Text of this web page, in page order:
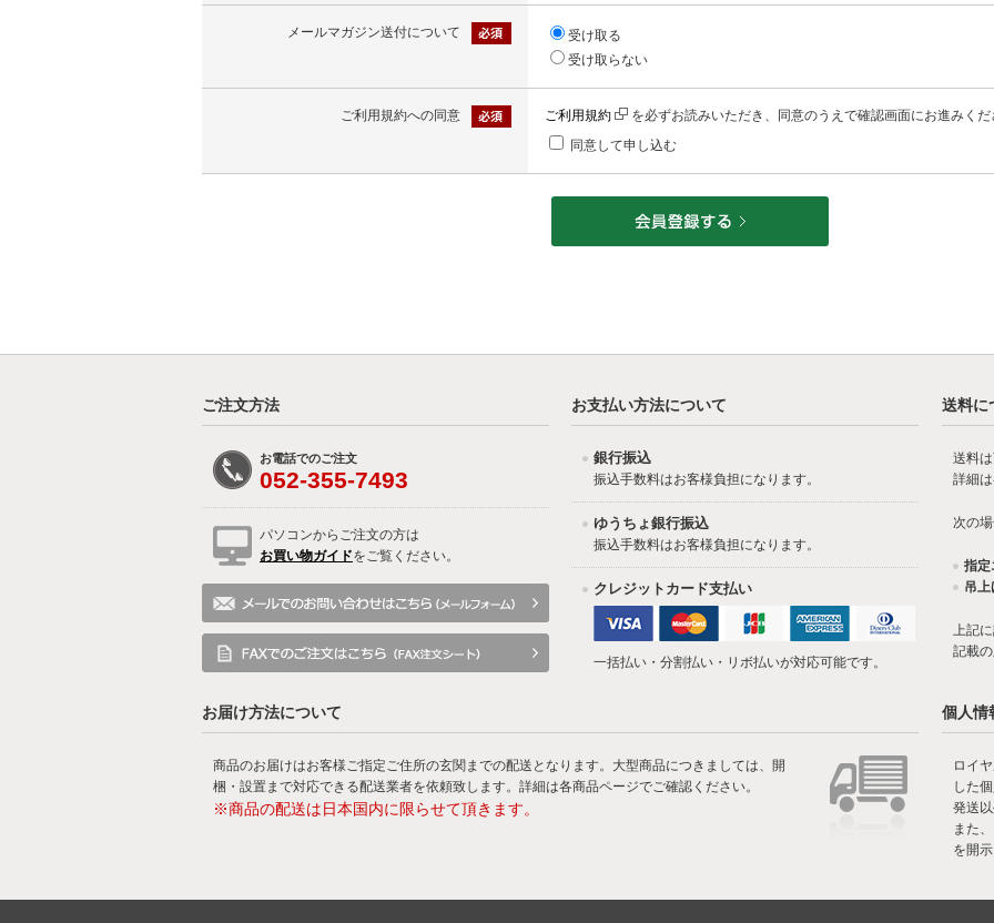
メールマガジン送付について
受け取る
受け取らない
ご利用規約への同意 ご利用規約
を必ずお読みいただき、同意のうえで確認画面にお進みくだ
同意して申し込む
ご注文方法
お電話でのご注文
052-355-7493
パソコンからご注文の方は
お買い物ガイドをご覧ください。
お支払い方法について
銀行振込
振込手数料はお客様負担になります。
ゆうちょ銀行振込
振込手数料はお客様負担になります。
クレジットカード支払い
一括払い・分割払い・リボ払いが対応可能です。
送料に
送料
詳細
次の
指定
吊上
上記
記載
お届け方法について
商品のお届けはお客様ご指定ご住所の玄関までの配送となります。大型商品につきましては、開
梱・設置まで対応できる配送業者を依頼致します。詳細は各商品ページでご確認ください。
※商品の配送は日本国内に限らせて頂きます。
個人情
ロイ
した
発送
また
を開